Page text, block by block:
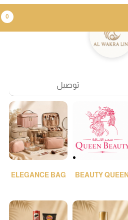
0
توصيل
BEAUTY QUEEN
ELEGANCE BAG